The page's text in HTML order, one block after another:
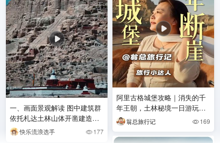
一、画面景观解读 图中建筑群
依托札达土林山体开凿建造，
是古格王朝王宫城堡主体：
1. 地貌基
快乐流浪选手  177
阿里古格城堡攻略｜消失的千
年王朝，土林秘境一日游玩全
指南翁总旅行记  169